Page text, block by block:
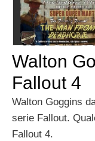
Walton
Fallout 4
Walton Goggins
serie Fallout.
Fallout 4.